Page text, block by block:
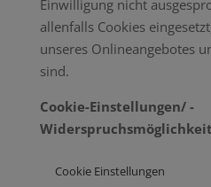
Einwilligung nicht
allenfalls Cookies
unseres Onlineangebotes
sind.
Cookie-Einstellungen/ -
Cookie Einstellungen